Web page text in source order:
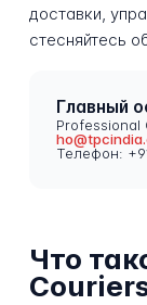
доставки,
стесняйтесь
Главный
Телефон:
Что